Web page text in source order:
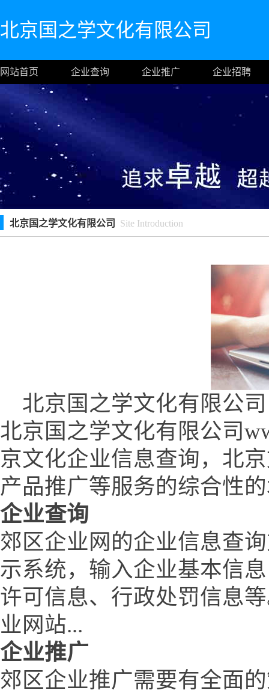
北京国之学文化有限公司
网站首页 企业查询 企业推广 企业招聘
北京国之学文化有限公司 Site Introduction
北京国之学文化有限公司
北京国之学文化有限公司
京文化企业信息查询，北
产品推广等服务的综合性
企业查询
郊区企业网的企业信息查
示系统，输入企业基本信
许可信息、行政处罚信息
业网站...
企业推广
郊区企业推广需要有全面